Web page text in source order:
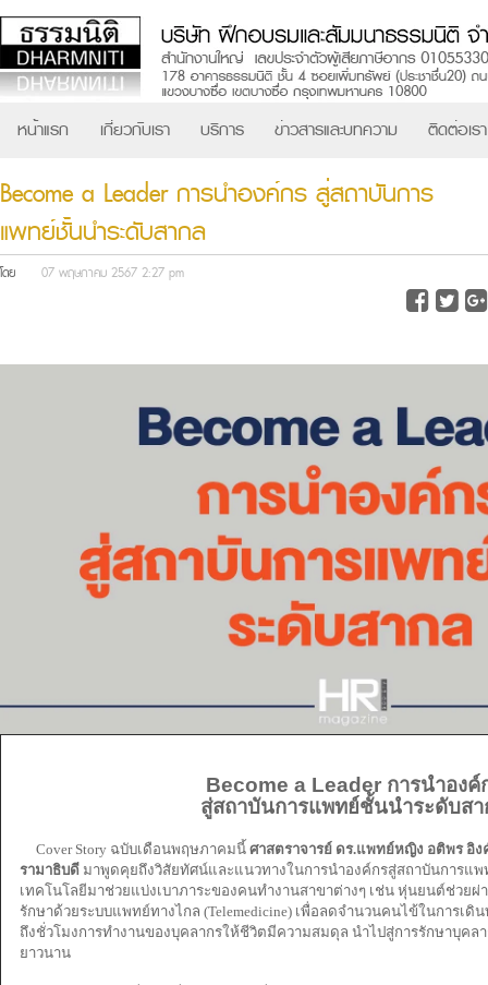
หน้าแรก เกี่ยวกับเรา บริการ ข่าวสารและบทความ ติดต่อเรา
Become a Leader การนำองค์กร สู่สถาบันการ
แพทย์ชั้นนำระดับสากล
โดย 07 พฤษภาคม 2567 2:27 pm
Become a Leader การนำองค์
สู่สถาบันการแพทย์ชั้นนำระดับสา
Cover Story ฉบับเดือนพฤษภาคมนี้ ศาสตราจารย์ ดร.แพทย์หญิง อติพร อิง
รามาธิบดีมาพูดคุยถึงวิสัยทัศน์และแนวทางในการนำองค์กรสู่สถาบันการแพ
เทคโนโลยีมาช่วยแบ่งเบาภาระของคนทำงานสาขาต่างๆ เช่น หุ่นยนต์ช่วยผ่า
รักษาด้วยระบบแพทย์ทางไกล (Telemedicine) เพื่อลดจำนวนคนไข้ในการเดิ
ถึงชั่วโมงการทำงานของบุคลากรให้ชีวิตมีความสมดุล นำไปสู่การรักษาบุคล
ยาวนาน